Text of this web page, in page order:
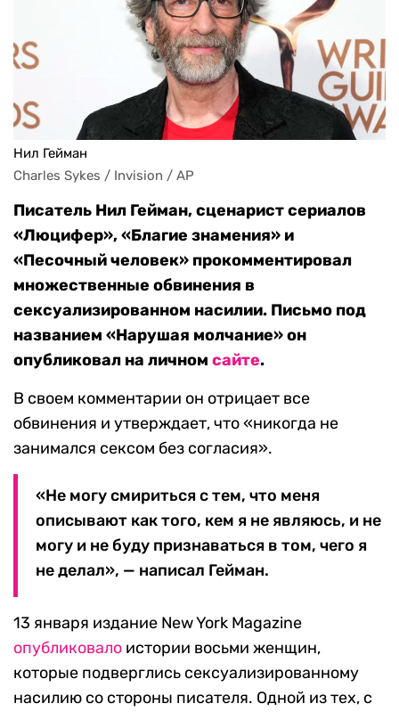
Нил Гейман
Charles Sykes / Invision / AP
Писатель Нил Гейман, сценарист сериалов
«Люцифер», «Благие знамения» и
«Песочный человек» прокомментировал
множественные обвинения в
сексуализированном насилии. Письмо под
названием «Нарушая молчание» он
опубликовал на личном сайте.
В своем комментарии он отрицает все
обвинения и утверждает, что «никогда не
занимался сексом без согласия».
«Не могу смириться с тем, что меня
описывают как того, кем я не являюсь, и не
могу и не буду признаваться в том, чего я
не делал», — написал Гейман.
13 января издание New York Magazine
опубликовало истории восьми женщин,
которые подверглись сексуализированному
насилию со стороны писателя. Одной из тех, с